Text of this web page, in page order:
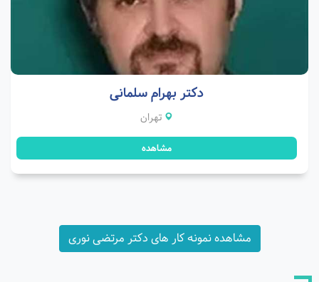
دکتر بهرام سلمانی
تهران
مشاهده
مشاهده نمونه کار های دکتر مرتضی نوری